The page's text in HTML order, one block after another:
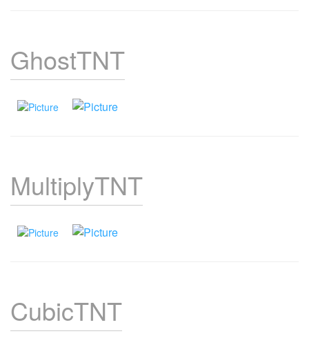
GhostTNT
MultiplyTNT
CubicTNT